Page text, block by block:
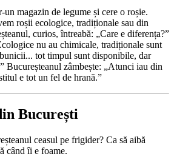
magazin de legume și cere o roșie.
roșii ecologice, tradiționale sau din
curios, întreabă: „Care e diferența?”
nu au chimicale, tradiționale sunt
tot timpul sunt disponibile, dar
Bucureșteanul zâmbește: „Atunci iau din
e tot un fel de hrană.”
București
ceasul pe frigider? Ca să aibă
când îi e foame.